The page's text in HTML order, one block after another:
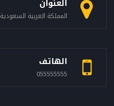
العنوان
المملكة العربية السعودية
الهاتف
055555555